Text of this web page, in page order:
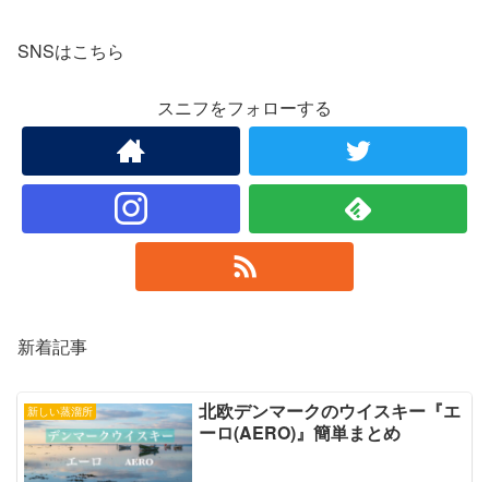
SNSはこちら
スニフをフォローする
新着記事
新しい蒸溜所
北欧デンマークのウイスキー『エ
ーロ(AERO)』簡単まとめ